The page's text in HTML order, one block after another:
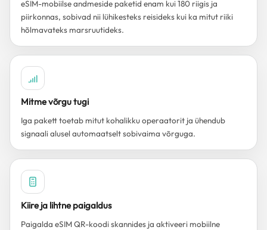
eSIM-mobiilse andmeside paketid enam kui 180 riigis ja
piirkonnas, sobivad nii lühikesteks reisideks kui ka mitut riiki
hõlmavateks marsruutideks.
Mitme võrgu tugi
Iga pakett toetab mitut kohalikku operaatorit ja ühendub
signaali alusel automaatselt sobivaima võrguga.
Kiire ja lihtne paigaldus
Paigalda eSIM QR-koodi skannides ja aktiveeri mobiilne